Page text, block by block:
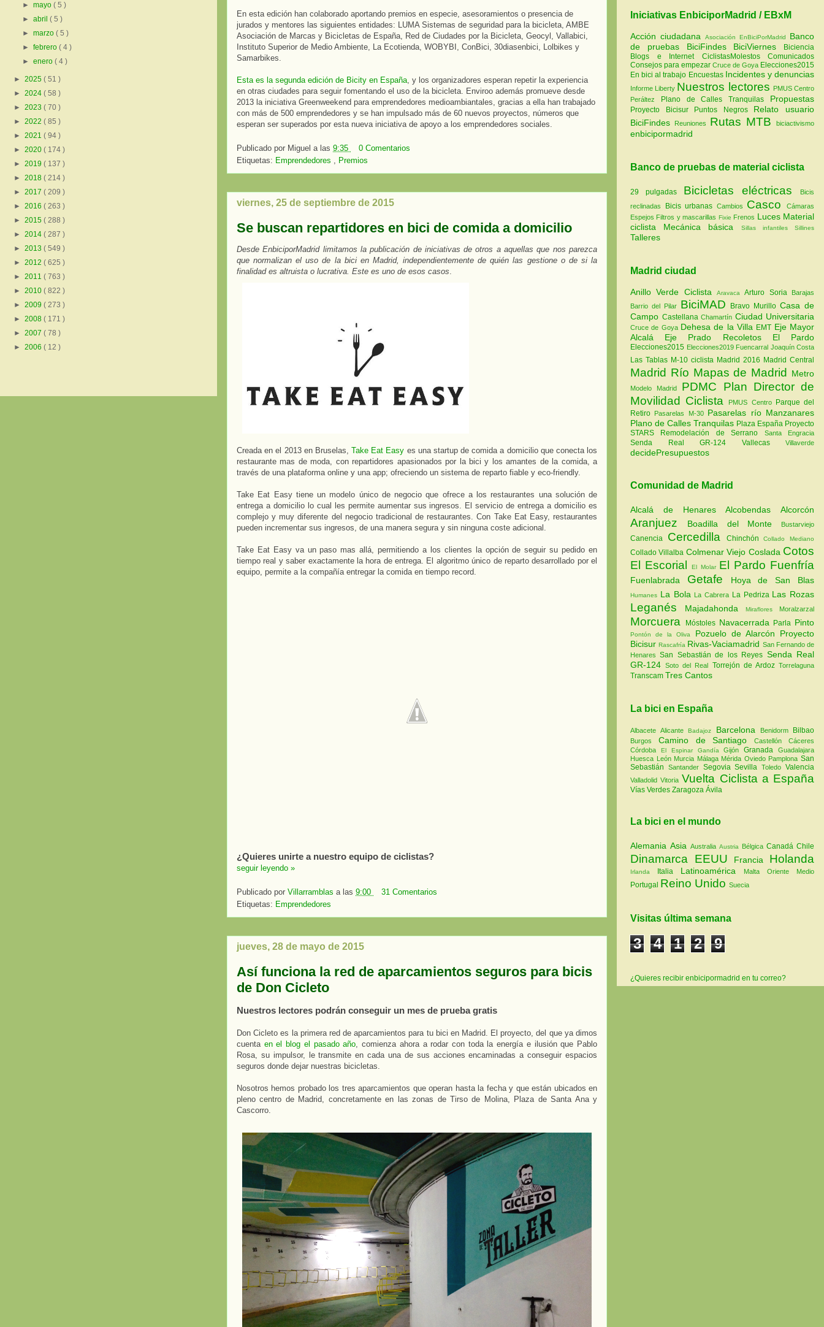
En esta edición han colaborado aportando premios en especie, asesoramientos o presencia de
jurados y mentores las siguientes entidades: LUMA Sistemas de seguridad para la bicicleta, AMBE
Asociación de Marcas y Bicicletas de España, Red de Ciudades por la Bicicleta, Geocyl, Vallabici,
Instituto Superior de Medio Ambiente, La Ecotienda, WOBYBI, ConBici, 30diasenbici, Lolbikes y
Samarbikes.
Esta es la segunda edición de Bicity en España, y los organizadores esperan repetir la experiencia
en otras ciudades para seguir fomentando el uso de la bicicleta. Enviroo además promueve desde
2013 la iniciativa Greenweekend para emprendedores medioambiantales, gracias a ella han trabajado
con más de 500 emprendedores y se han impulsado más de 60 nuevos proyectos, números que
esperan ser superados por esta nueva iniciativa de apoyo a los emprendedores sociales.
Publicado por Miguel a las 9:35
0 Comentarios
Etiquetas: Emprendedores Premios
viernes, 25 de septiembre de 2015
Se buscan repartidores en bici de comida a domicilio
Desde EnbiciporMadrid limitamos la publicación de iniciativas de otros a aquellas que nos parezca
que normalizan el uso de la bici en Madrid, independientemente de quién las gestione o de si la
finalidad es altruista o lucrativa. Este es uno de esos casos
Creada en el 2013 en Bruselas, Take Eat Easy es una startup de comida a domicilio que conecta los
restaurante mas de moda, con repartidores apasionados por la bici y los amantes de la comida, a
través de una plataforma online y una app; ofreciendo un sistema de reparto fiable y eco-friendly.
Take Eat Easy tiene un modelo único de negocio que ofrece a los restaurantes una solución de
entrega a domicilio lo cual les permite aumentar sus ingresos. El servicio de entrega a domicilio es
complejo y muy diferente del negocio tradicional de restaurantes. Con Take Eat Easy, restaurantes
pueden incrementar sus ingresos, de una manera segura y sin ninguna coste adicional.
Take Eat Easy va un paso mas allá, permitiendo a los clientes la opción de seguir su pedido en
tiempo real y saber exactamente la hora de entrega. El algoritmo único de reparto desarrollado por el
equipo, permite a la compañía entregar la comida en tiempo record.
¿Quieres unirte a nuestro equipo de ciclistas?
seguir leyendo »
Publicado por Villarramblas a las 9:00
31 Comentarios
Etiquetas: Emprendedores
jueves, 28 de mayo de 2015
Así funciona la red de aparcamientos seguros para bicis
de Don Cicleto
Nuestros lectores podrán conseguir un mes de prueba gratis
Don Cicleto es la primera red de aparcamientos para tu bici en Madrid. El proyecto, del que ya dimos
cuenta en el blog el pasado año , comienza ahora a rodar con toda la energía e ilusión que Pablo
Rosa, su impulsor, le transmite en cada una de sus acciones encaminadas a conseguir espacios
seguros donde dejar nuestras bicicletas.
Nosotros hemos probado los tres aparcamientos que operan hasta la fecha y que están ubicados en
pleno centro de Madrid, concretamente en las zonas de Tirso de Molina, Plaza de Santa Ana y
Cascorro.
►mayo( 5 )
►abril( 5 )
►marzo( 5 )
►febrero( 4 )
►enero( 4 )
► 2025 ( 51 )
► 2024 ( 58 )
► 2023 ( 70 )
► 2022 ( 85 )
► 2021 ( 94 )
► 2020 ( 174 )
► 2019 ( 137 )
► 2018 ( 214 )
► 2017 ( 209 )
► 2016 ( 263 )
► 2015 ( 288 )
► 2014 ( 287 )
► 2013 ( 549 )
► 2012 ( 625 )
► 2011 ( 763 )
► 2010 ( 822 )
► 2009 ( 273 )
► 2008 ( 171 )
► 2007 ( 78 )
► 2006 ( 12 )
Iniciativas EnbiciporMadrid / EBxM
Acción ciudadana Asociación EnBiciPorMadrid
Banco
de pruebas
BiciFindes BiciViernes
Biciencia
Blogs e Internet
CiclistasMolestos
Comunicados
Consejos para empezar Cruce de Goya Elecciones2015
En bici al trabajo Encuestas Incidentes y denuncias
Informe Liberty Nuestros lectores
PMUS Centro
Peráltez
Plano de Calles Tranquilas Propuestas
Proyecto Bicisur Puntos Negros
Relato usuario
BiciFindes
Reuniones Rutas MTB biciactivismo
enbicipormadrid
Banco de pruebas de material ciclista
29 pulgadas Bicicletas eléctricas
Bicis
reclinadas
Bicis urbanas Cambios Casco
Cámaras
Espejos Filtros y mascarillas Fixie Frenos Luces Material
ciclista
Mecánica básica Sillas infantiles Sillines
Talleres
Madrid ciudad
Anillo Verde Ciclista AravacaArturo Soria
Barajas
Barrio del Pilar BiciMAD Bravo MurilloCasa de
Campo Castellana Chamartín Ciudad Universitaria
Cruce de Goya Dehesa de la Villa EMT Eje Mayor
Alcalá Eje Prado Recoletos El Pardo
Elecciones2015 Elecciones2019 Fuencarral Joaquín Costa
Las Tablas M-10 ciclista Madrid 2016 Madrid Central
Madrid Río Mapas de Madrid Metro
Modelo Madrid PDMC Plan Director de
Movilidad Ciclista
PMUS Centro Parque del
Retiro Pasarelas M-30 Pasarelas río Manzanares
Plano de Calles Tranquilas Plaza España Proyecto
STARS Remodelación de Serrano Santa Engracia
Senda Real GR-124 Vallecas Villaverde
decidePresupuestos
Comunidad de Madrid
Alcalá de HenaresAlcobendas Alcorcón
Aranjuez Boadilla del Monte Bustarviejo
Canencia Cercedilla ChinchónCollado Mediano
Collado Villalba Colmenar Viejo Coslada Cotos
El EscorialEl Molar El Pardo Fuenfría
Fuenlabrada Getafe Hoya de San Blas
Humanes La Bola La Cabrera La Pedriza Las Rozas
Leganés Majadahonda Miraflores Moralzarzal
Morcuera Móstoles Navacerrada Parla Pinto
Pontón de la Oliva Pozuelo de Alarcón Proyecto
BicisurRascafría Rivas-Vaciamadrid San Fernando de
HenaresSan Sebastián de los Reyes Senda Real
GR-124Soto del Real Torrejón de ArdozTorrelaguna
Transcam Tres Cantos
La bici en España
AlbaceteAlicanteBadajoz Barcelona Benidorm Bilbao
Burgos Camino de SantiagoCastellónCáceres
Córdoba El Espinar GandíaGijónGranadaGuadalajara
Huesca León Murcia Málaga Mérida Oviedo PamplonaSan
Sebastián Santander SegoviaSevillaToledoValencia
ValladolidVitoria Vuelta Ciclista a España
Vías Verdes Zaragoza Ávila
La bici en el mundo
Alemania Asia Australia Austria Bélgica Canadá Chile
Dinamarca EEUU Francia Holanda
Irlanda Italia Latinoamérica Malta Oriente Medio
Portugal Reino Unido Suecia
Visitas última semana
3 4 1 2 9
¿Quieres recibir enbicipormadrid en tu correo?